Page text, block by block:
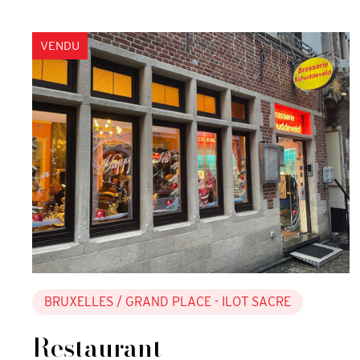
VENDU
BRUXELLES / GRAND PLACE - ILOT SACRE
Restaurant